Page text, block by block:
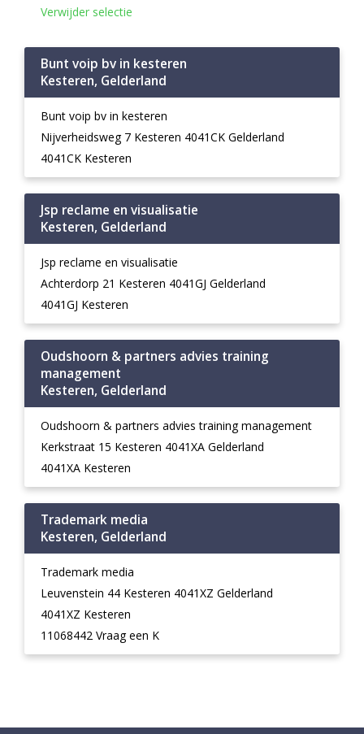
Verwijder selectie
Bunt voip bv in kesteren
Kesteren, Gelderland
Bunt voip bv in kesteren
Nijverheidsweg 7 Kesteren 4041CK Gelderland
4041CK Kesteren
Jsp reclame en visualisatie
Kesteren, Gelderland
Jsp reclame en visualisatie
Achterdorp 21 Kesteren 4041GJ Gelderland
4041GJ Kesteren
Oudshoorn & partners advies training
management
Kesteren, Gelderland
Oudshoorn & partners advies training management
Kerkstraat 15 Kesteren 4041XA Gelderland
4041XA Kesteren
Trademark media
Kesteren, Gelderland
Trademark media
Leuvenstein 44 Kesteren 4041XZ Gelderland
4041XZ Kesteren
11068442 Vraag een K